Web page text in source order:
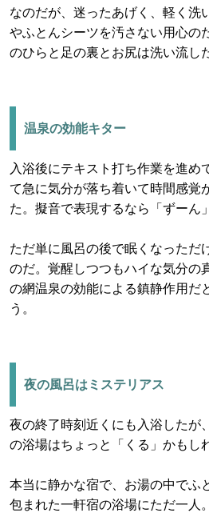
なのだが、迷ったあげく、軽く洗
やふとんシーツを汚さない用心の
のひらと足の裏とお尻は洗い流し
温泉の効能キター
入浴後にテキスト打ち作業を進め
て急に気分が落ち着いて時間感覚
た。擬音で表現するなら「ずーん
ただ単に風呂の後で眠くなっただ
のだ。覚醒しつつもハイな気分の
の網温泉の効能による鎮静作用だ
う。
夜の風呂はミステリアス
夜の終了時刻近くにも入浴したが
の浴場はちょっと「くる」かもし
本当に静かな宿で、お湯の中でふ
包まれた一軒宿の浴場にただ一人